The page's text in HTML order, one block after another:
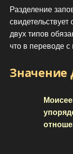
Разделение
двух типов
что в переводе с
Значение